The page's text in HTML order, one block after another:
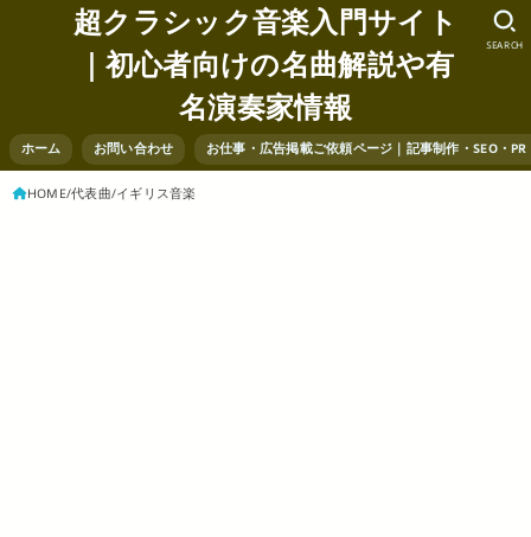
超クラシック音楽入門サイト
｜初心者向けの名曲解説や有
名演奏家情報
ホーム お問い合わせ お仕事・広告掲載ご依頼ページ｜記事制作・SEO・
SEARCH
HOME 代表曲 イギリス音楽